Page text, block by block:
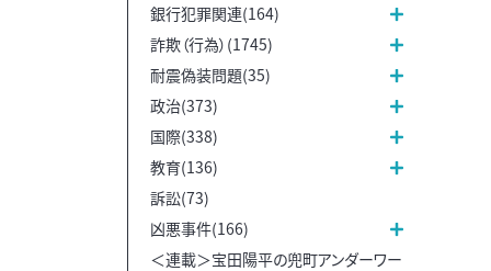
銀行犯罪関連(164)
詐欺（行為）(1745)
耐震偽装問題(35)
政治(373)
国際(338)
教育(136)
訴訟(73)
凶悪事件(166)
＜連載＞宝田陽平の兜町アンダーワー